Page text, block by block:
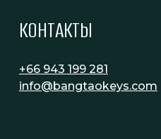
КОНТАКТЫ
+66 943 199 281
info@bangtaokeys.com